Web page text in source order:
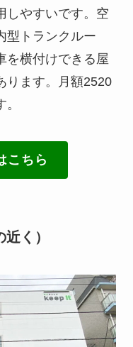
しやすいです。空
型トランクルー
を横付けできる屋
ります。月額2520
こちら
く）